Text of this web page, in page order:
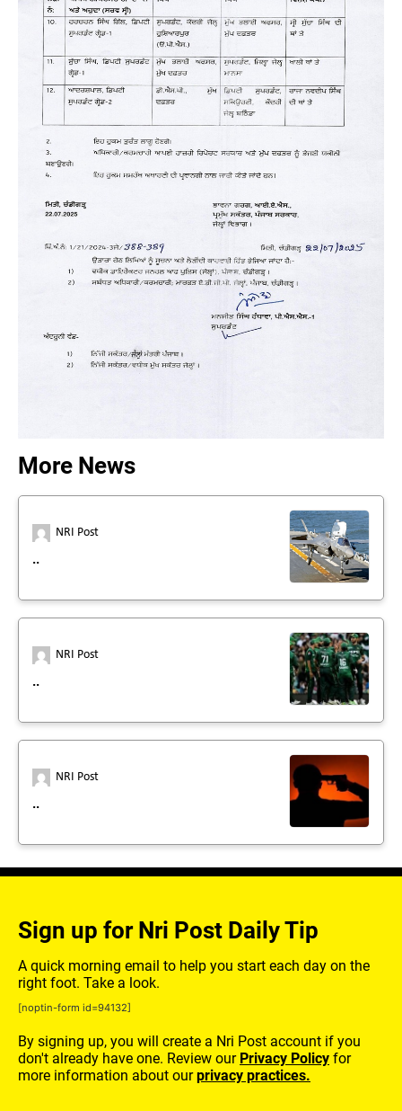
More News
NRI Post
..
NRI Post
..
NRI Post
..
Sign up for Nri Post Daily Tip
A quick morning email to help you start each day on the
right foot. Take a look.
[noptin-form id=94132]
By signing up, you will create a Nri Post account if you
don't already have one. Review our Privacy Policy for
more information about ourprivacy practices.